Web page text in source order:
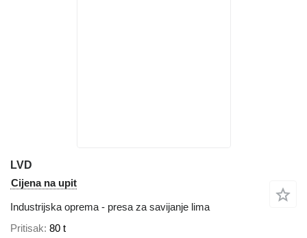
LVD
Cijena na upit
Industrijska oprema - presa za savijanje lima
Pritisak 80 t